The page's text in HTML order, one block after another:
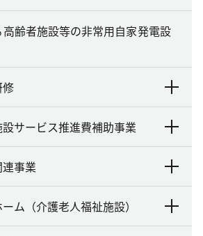
齢者施設等の非常用自家発電設
サービス推進費補助事業
事業
ム（介護老人福祉施設）